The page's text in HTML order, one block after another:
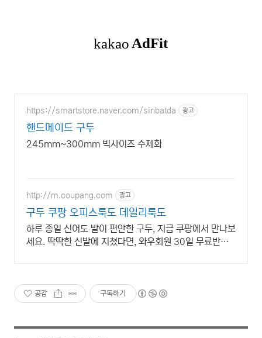
https://smartstore.naver.com/sinbatda 광고
핸드메이드 구두
245mm~300mm 빅사이즈 수제화
http://m.coupang.com 광고
구두 쿠팡 오피스룩도 데일리룩도
하루 종일 신어도 발이 편안한 구두, 지금 쿠팡에서 만나보
세요. 딱딱한 신발에 지쳤다면, 와우회원 30일 무료반품
공감 구독하기